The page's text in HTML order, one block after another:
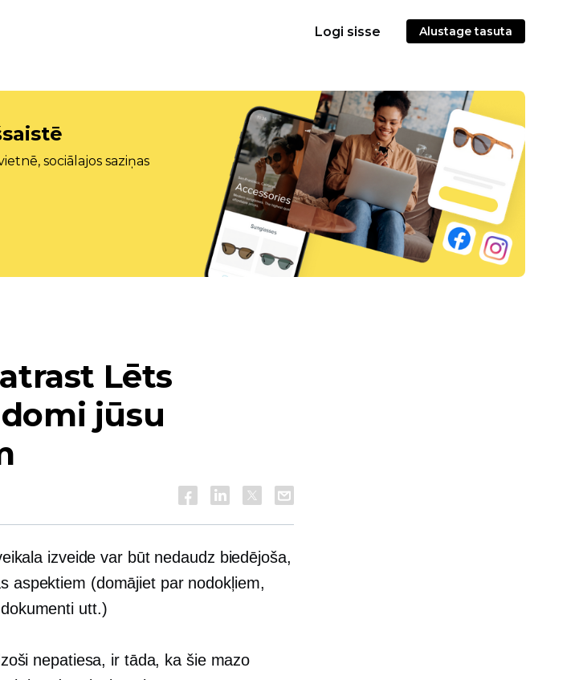
Logi sisse Alustage tasuta
sociālajos saziņas
Lēts
jūsu
izveide var būt nedaudz biedējoša,
aspektiem (domājiet par nodokļiem,
utt.)
nepatiesa, ir tāda, ka šie mazo